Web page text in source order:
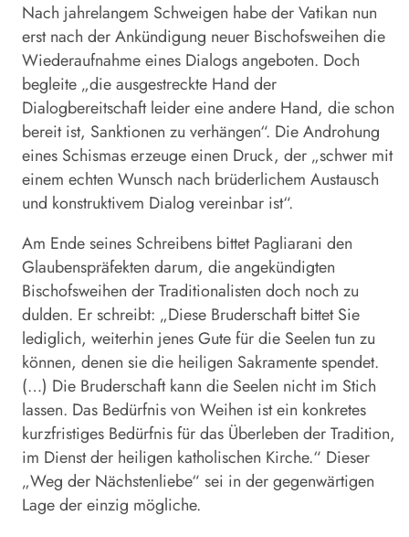
Nach jahrelangem Schweigen habe der Vatikan nun
erst nach der Ankündigung neuer Bischofsweihen die
Wiederaufnahme eines Dialogs angeboten. Doch
begleite „die ausgestreckte Hand der
Dialogbereitschaft leider eine andere Hand, die schon
bereit ist, Sanktionen zu verhängen“. Die Androhung
eines Schismas erzeuge einen Druck, der „schwer mit
einem echten Wunsch nach brüderlichem Austausch
und konstruktivem Dialog vereinbar ist“.
Am Ende seines Schreibens bittet Pagliarani den
Glaubenspräfekten darum, die angekündigten
Bischofsweihen der Traditionalisten doch noch zu
dulden. Er schreibt: „Diese Bruderschaft bittet Sie
lediglich, weiterhin jenes Gute für die Seelen tun zu
können, denen sie die heiligen Sakramente spendet.
(…) Die Bruderschaft kann die Seelen nicht im Stich
lassen. Das Bedürfnis von Weihen ist ein konkretes
kurzfristiges Bedürfnis für das Überleben der Tradition,
im Dienst der heiligen katholischen Kirche.“ Dieser
„Weg der Nächstenliebe“ sei in der gegenwärtigen
Lage der einzig mögliche.